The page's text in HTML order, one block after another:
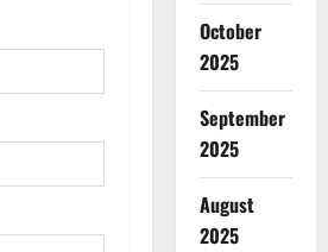
October
2025
September
2025
August
2025